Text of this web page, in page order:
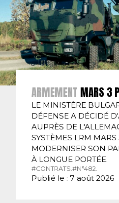
ARMEMENT MARS 3
LE MINISTÈRE
DÉFENSE A DÉCIDÉ
AUPRÈS DE
SYSTÈMES LRM
MODERNISER SON
À LONGUE PORTÉE.
#CONTRATS.#N°482.
Publié le : 7 août 2026